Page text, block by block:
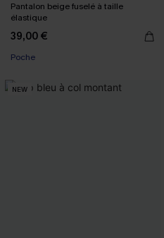
Pantalon beige fuselé à taille
élastique
39,00 €
Poche
NEW